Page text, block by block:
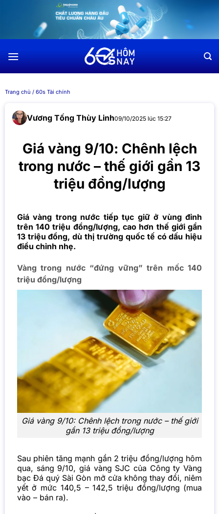
dung
Trang chủ / 60s Tài chính
Vương Tống Thùy Linh09/10/2025 lúc 15:27
Giá vàng 9/10: Chênh lệch
trong nước – thế giới gần 13
triệu đồng/lượng
Giá vàng trong nước tiếp tục giữ ở vùng đỉnh
trên 140 triệu đồng/lượng, cao hơn thế giới gần
13 triệu đồng, dù thị trường quốc tế có dấu hiệu
điều chỉnh nhẹ.
Vàng trong nước “đứng vững” trên mốc 140
triệu đồng/lượng
Giá vàng 9/10: Chênh lệch trong nước – thế giới
gần 13 triệu đồng/lượng
Sau phiên tăng mạnh gần 2 triệu đồng/lượng hôm
qua, sáng 9/10, giá vàng SJC của Công ty Vàng
bạc Đá quý Sài Gòn mở cửa không thay đổi, niêm
yết ở mức 140,5 – 142,5 triệu đồng/lượng (mua
vào – bán ra).